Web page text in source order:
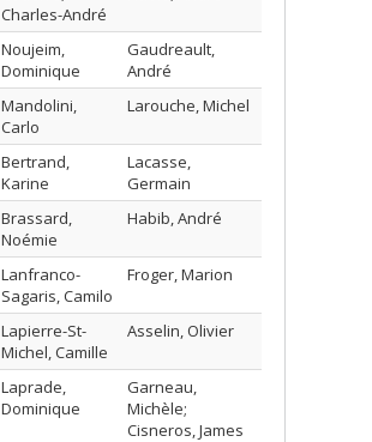
Charles-André
Noujeim,
Dominique
Gaudreault,
André
Mandolini,
Carlo
Larouche, Michel
Bertrand,
Karine
Lacasse,
Germain
Brassard,
Noémie
Habib, André
Lanfranco-
Sagaris, Camilo
Froger, Marion
Lapierre-St-
Michel, Camille
Asselin, Olivier
Laprade,
Dominique
Garneau,
Michèle;
Cisneros, James